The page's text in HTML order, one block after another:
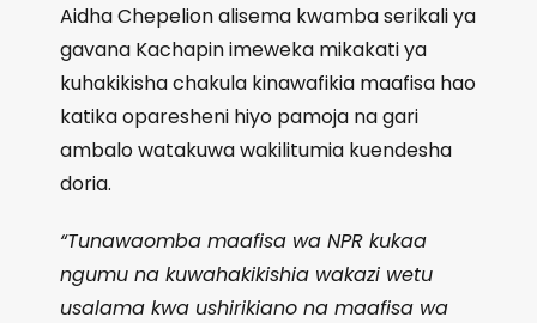
Aidha Chepelion alisema kwamba serikali ya
gavana Kachapin imeweka mikakati ya
kuhakikisha chakula kinawafikia maafisa hao
katika oparesheni hiyo pamoja na gari
ambalo watakuwa wakilitumia kuendesha
doria.
“Tunawaomba maafisa wa NPR kukaa
ngumu na kuwahakikishia wakazi wetu
usalama kwa ushirikiano na maafisa wa